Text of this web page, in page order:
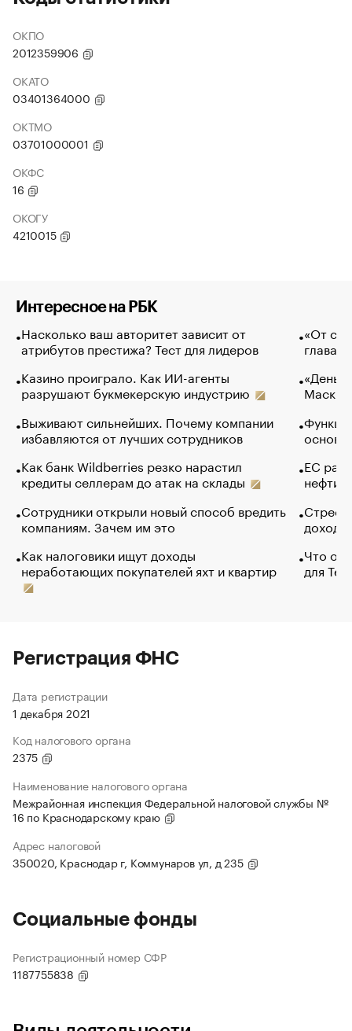
ОКПО
2012359906
ОКАТО
03401364000
ОКТМО
03701000001
ОКФС
16
ОКОГУ
4210015
Интересное на РБК
Насколько ваш авторитет зависит от
атрибутов престижа? Тест для лидеров
Казино проиграло. Как ИИ-агенты
разрушают букмекерскую индустрию
Выживают сильнейших. Почему компании
избавляются от лучших сотрудников
Как банк Wildberries резко нарастил
кредиты селлерам до атак на склады
Сотрудники открыли новый способ вредить
компаниям. Зачем им это
Как налоговики ищут доходы
неработающих покупателей яхт и квартир
«От
глава
Маск в
основ
ЕС
нефти
Что
для
Регистрация ФНС
Дата регистрации
1 декабря 2021
Код налогового органа
2375
Наименование налогового органа
Межрайонная инспекция Федеральной налоговой службы №
16 по Краснодарскому краю
Адрес налоговой
350020, Краснодар г, Коммунаров ул, д 235
Социальные фонды
Регистрационный номер СФР
1187755838